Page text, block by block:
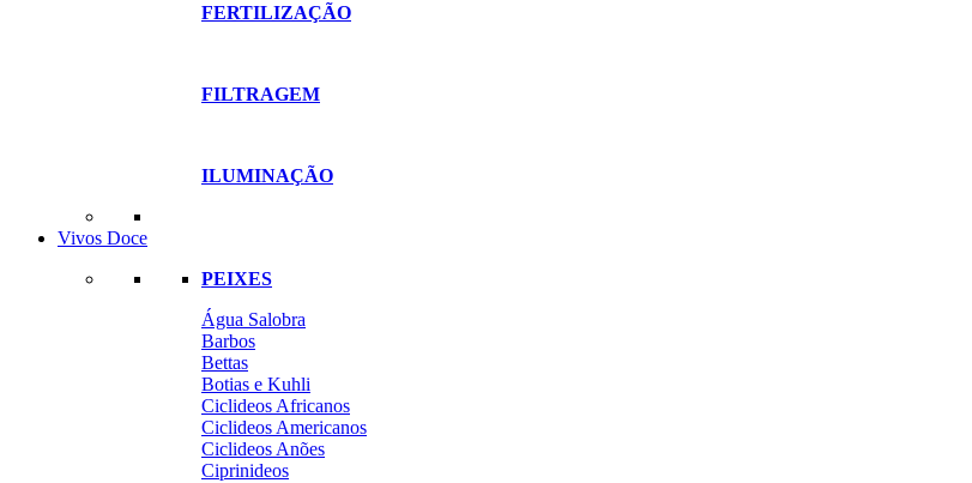
FERTILIZAÇÃO
FILTRAGEM
ILUMINAÇÃO
Vivos Doce
PEIXES
Água Salobra
Barbos
Bettas
Botias e Kuhli
Ciclideos Africanos
Ciclideos Americanos
Ciclideos Anões
Ciprinideos